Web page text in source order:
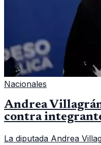
Nacionales
Andrea
contra
La diputada Andrea